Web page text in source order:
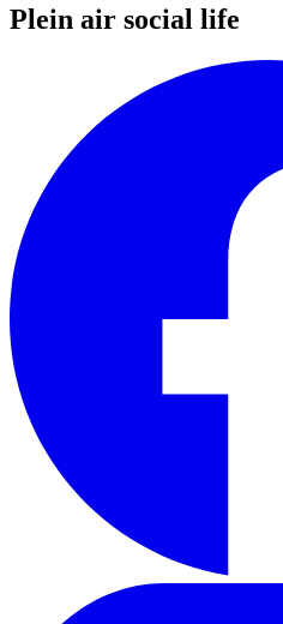
Plein air social life